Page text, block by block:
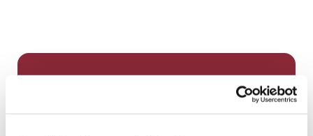
Dies könnte Sie auch
interessieren